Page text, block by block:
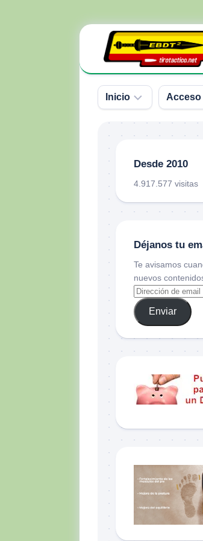
Inicio
Donativos
Acceso
Desde 2010
4.917.577 visitas
Déjanos tu
Te avisamos
nuevos
Enviar